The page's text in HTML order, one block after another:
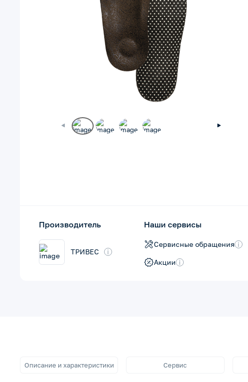
Производитель
ТРИВЕС i
Наши сервисы
Сервисные обращения i
Акции i
Описание и характеристики Сервис